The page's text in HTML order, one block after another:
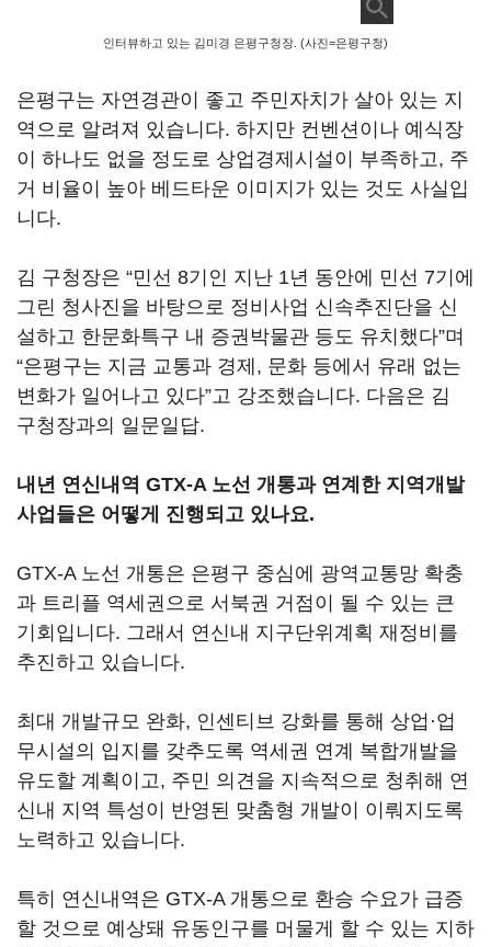
인터뷰하고 있는 김미경 은평구청장. (사진=은평구청)
은평구는 자연경관이 좋고 주민자치가 살아 있는 지
역으로 알려져 있습니다. 하지만 컨벤션이나 예식장
이 하나도 없을 정도로 상업경제시설이 부족하고, 주
거 비율이 높아 베드타운 이미지가 있는 것도 사실입
니다.
김 구청장은 “민선 8기인 지난 1년 동안에 민선 7기에
그린 청사진을 바탕으로 정비사업 신속추진단을 신
설하고 한문화특구 내 증권박물관 등도 유치했다”며
“은평구는 지금 교통과 경제, 문화 등에서 유래 없는
변화가 일어나고 있다”고 강조했습니다. 다음은 김
구청장과의 일문일답.
내년 연신내역 GTX-A 노선 개통과 연계한 지역개발
사업들은 어떻게 진행되고 있나요.
GTX-A 노선 개통은 은평구 중심에 광역교통망 확충
과 트리플 역세권으로 서북권 거점이 될 수 있는 큰
기회입니다. 그래서 연신내 지구단위계획 재정비를
추진하고 있습니다.
최대 개발규모 완화, 인센티브 강화를 통해 상업·업
무시설의 입지를 갖추도록 역세권 연계 복합개발을
유도할 계획이고, 주민 의견을 지속적으로 청취해 연
신내 지역 특성이 반영된 맞춤형 개발이 이뤄지도록
노력하고 있습니다.
특히 연신내역은 GTX-A 개통으로 환승 수요가 급증
할 것으로 예상돼 유동인구를 머물게 할 수 있는 지하